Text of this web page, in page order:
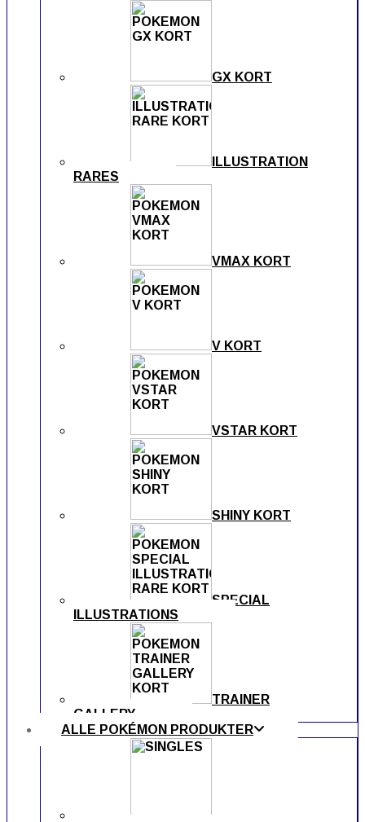
GX KORT
ILLUSTRATION
RARES
VMAX KORT
V KORT
VSTAR KORT
SHINY KORT
SPECIAL
ILLUSTRATIONS
TRAINER
GALLERY
ALLE POKÉMON PRODUKTER